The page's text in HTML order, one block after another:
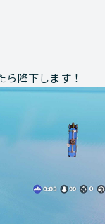
降下します！